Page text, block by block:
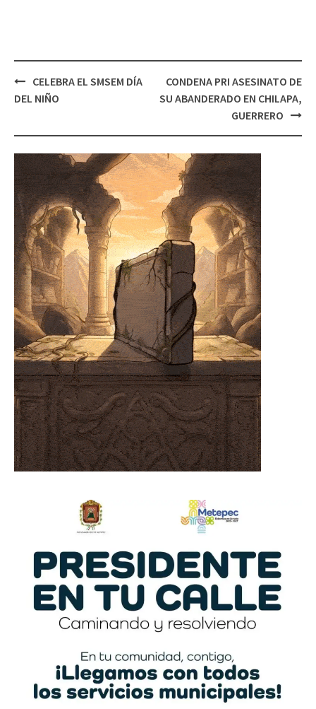
Post
navigation
CELEBRA EL SMSEM DÍA
DEL NIÑO
CONDENA PRI ASESINATO DE
SU ABANDERADO EN CHILAPA,
GUERRERO